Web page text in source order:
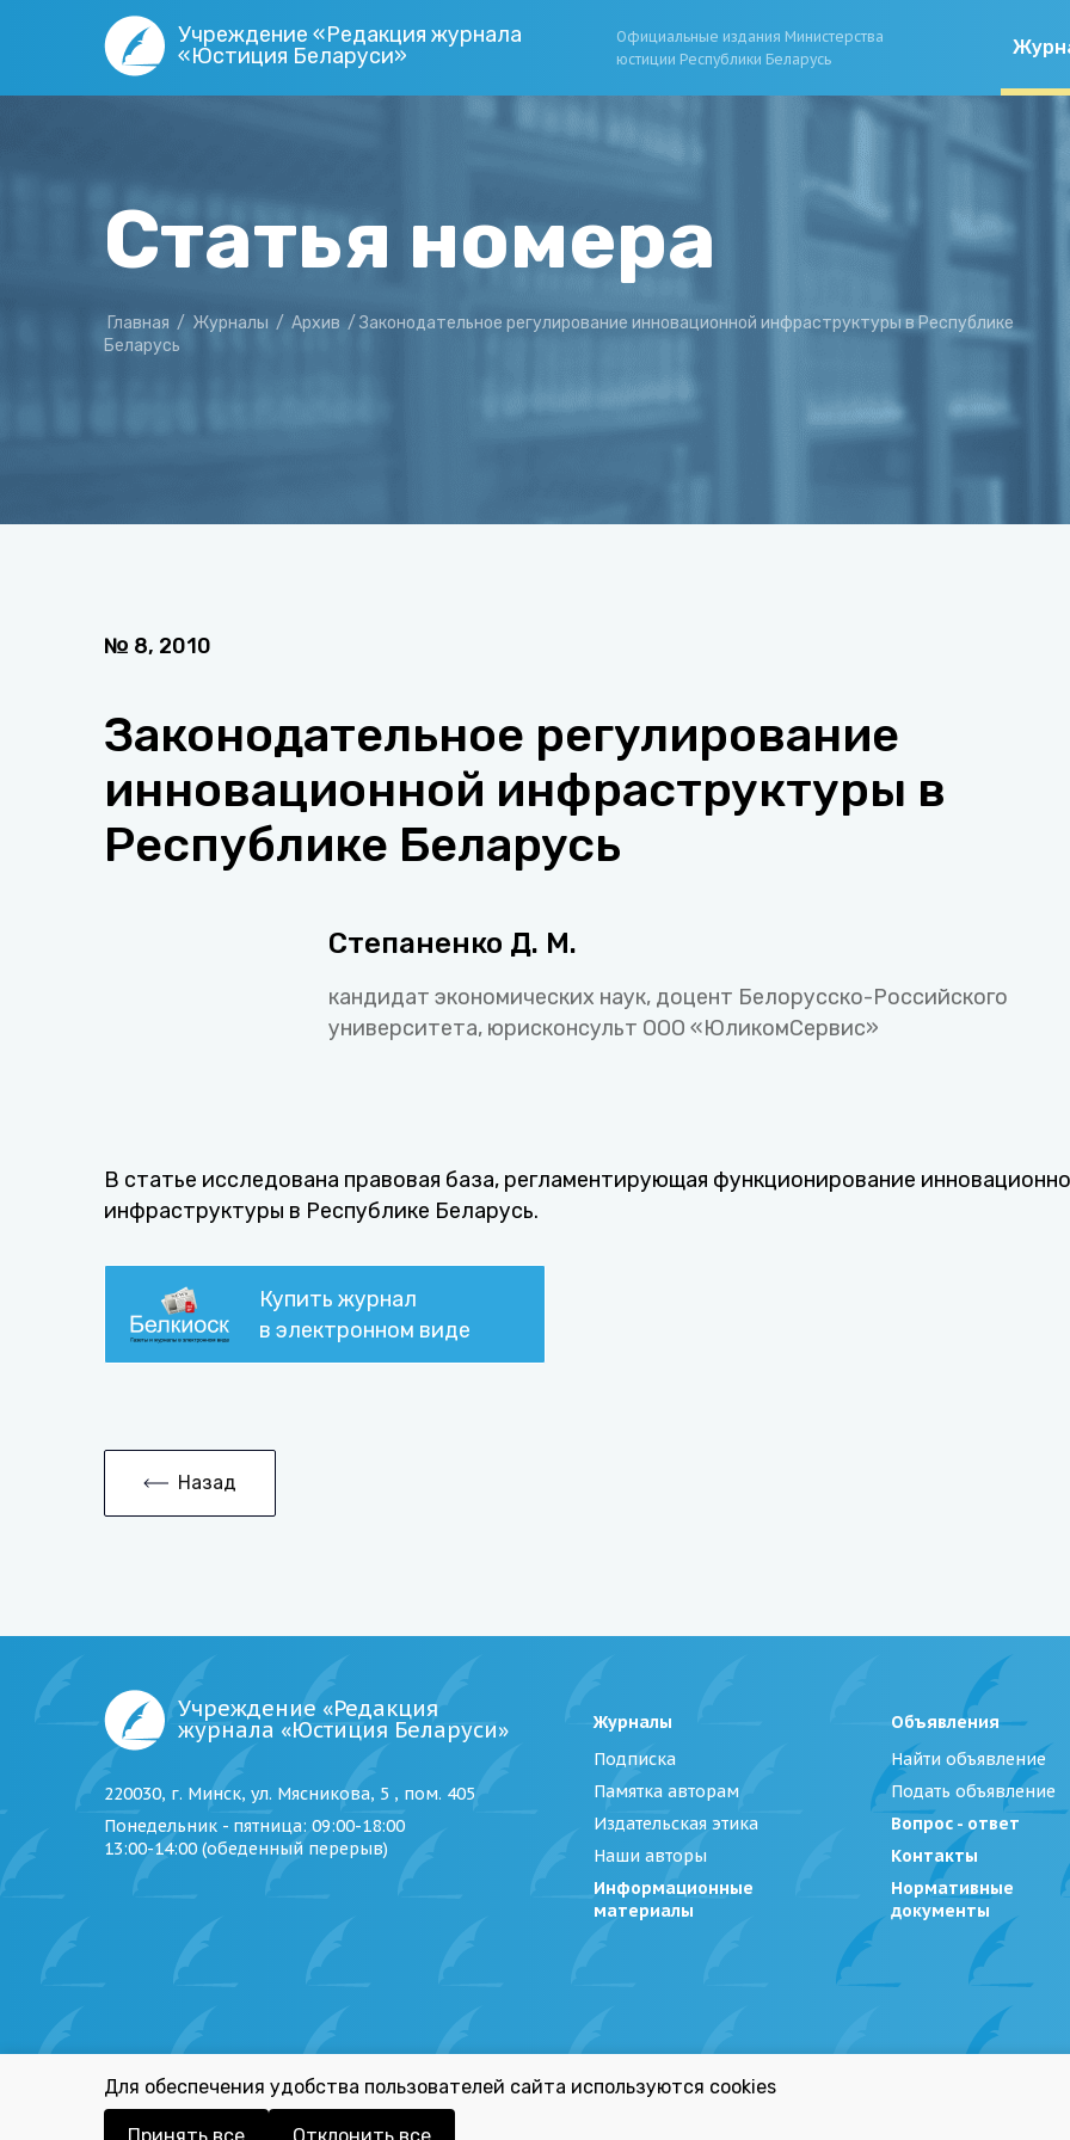
Учреждение «Редакция журнала
«Юстиция Беларуси»
Официальные издания Министерства
юстиции Республики Беларусь
Статья номера
Главная / Журналы / Архив / Законодательное регулирование инновационной инфраструктуры в Республике
Беларусь
№ 8, 2010
Законодательное регулирование
инновационной инфраструктуры в
Республике Беларусь
Степаненко Д. М.
кандидат экономических наук, доцент Белорусско-Российского
университета, юрисконсульт ООО «ЮликомСервис»
В статье исследована правовая база, регламентирующая функционирование
инфраструктуры в Республике Беларусь.
Купить журнал
в электронном виде
Назад
Учреждение «Редакция
журнала «Юстиция Беларуси»
220030, г. Минск, ул. Мясникова, 5 , пом. 405
Понедельник - пятница: 09:00-18:00
13:00-14:00 (обеденный перерыв)
Журналы
Подписка
Памятка авторам
Издательская этика
Наши авторы
Информационные
материалы
Объявления
Найти объявление
Подать объявление
Вопрос - ответ
Контакты
Нормативные
документы
©2026 Учреждение «Редакция журнала «Юстиция Беларуси»|Политика обработки персональных данных
Для обеспечения удобства пользователей сайта используются cookies